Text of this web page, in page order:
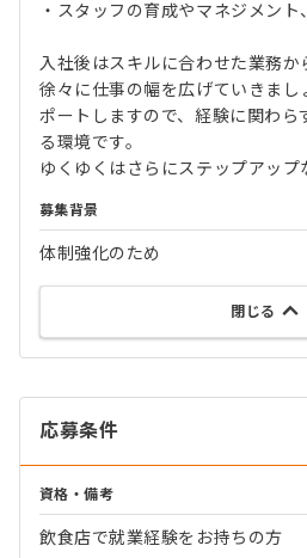
・スタッフの育成やマネジメン
入社後はスキルに合わせた業務か
徐々に仕事の幅を広げていきまし
ポートしますので、経験に関わら
る環境です。
ゆくゆくはさらにステップアップ
募集背景
体制強化のため
閉じる
応募条件
資格・備考
飲食店で就業経験をお持ちの方